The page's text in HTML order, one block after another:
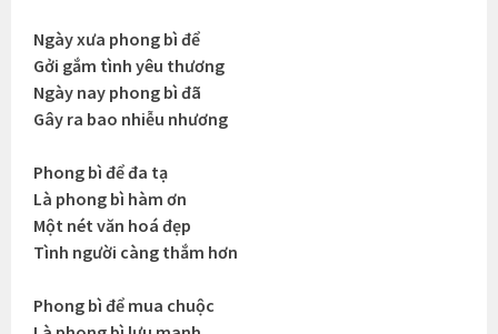
Ngày xưa phong bì để
Gởi gắm tình yêu thương
Ngày nay phong bì đã
Gây ra bao nhiễu nhương
Phong bì để đa tạ
Là phong bì hàm ơn
Một nét văn hoá đẹp
Tình người càng thắm hơn
Phong bì để mua chuộc